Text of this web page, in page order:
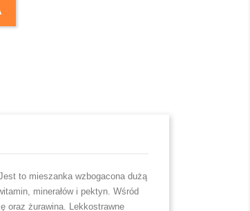
to mieszanka wzbogacona dużą
minerałów i pektyn. Wśród
oraz żurawina. Lekkostrawne